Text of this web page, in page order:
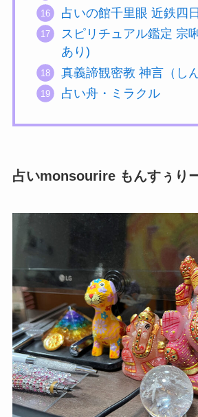
占いの館千里眼 近鉄四
スピリチュアル鑑定 宗
あり)
真義諦観密教 神言（し
占い舟・ミラクル
占いmonsourire もんすぅり